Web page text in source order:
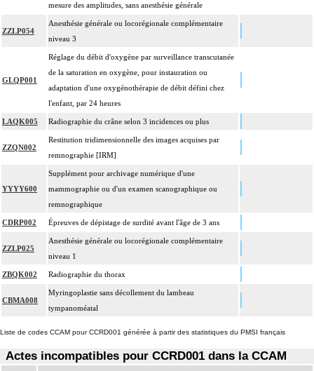
mesure des amplitudes, sans anesthésie générale
ZZLP054
Anesthésie générale ou locorégionale complémentaire
niveau 3
GLQP001
Réglage du débit d'oxygène par surveillance transcutanée
de la saturation en oxygène, pour instauration ou
adaptation d'une oxygénothérapie de débit défini chez
l'enfant, par 24 heures
LAQK005 Radiographie du crâne selon 3 incidences ou plus
ZZQN002
Restitution tridimensionnelle des images acquises par
remnographie [IRM]
YYYY600
Supplément pour archivage numérique d'une
mammographie ou d'un examen scanographique ou
remnographique
CDRP002 Épreuves de dépistage de surdité avant l'âge de 3 ans
ZZLP025
Anesthésie générale ou locorégionale complémentaire
niveau 1
ZBQK002 Radiographie du thorax
CBMA008
Myringoplastie sans décollement du lambeau
tympanoméatal
Liste de codes CCAM pour CCRD001 générée à partir des statistiques du PMSI français
Actes incompatibles pour CCRD001 dans la CCAM